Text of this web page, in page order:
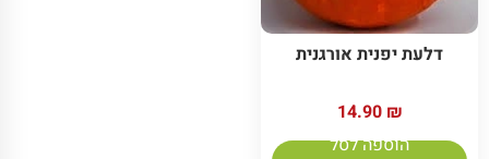
דלעת יפנית אורגנית
14.90 ₪
הוספה לסל